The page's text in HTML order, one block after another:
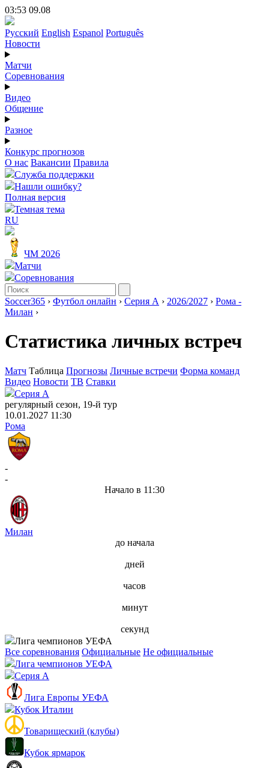
03:53 09.08
Русский English Espanol Português
Новости
Матчи
Соревнования
Видео
Общение
Разное
Конкурс прогнозов
О нас Вакансии Правила
Служба поддержки
Нашли ошибку?
Полная версия
Темная тема
RU
ЧМ 2026
Матчи
Соревнования
Soccer365 › Футбол онлайн › Серия А › 2026/2027 › Рома -
Милан ›
Статистика личных встреч
Матч Таблица Прогнозы Личные встречи Форма команд
Видео Новости ТВ Ставки
Серия А
регулярный сезон, 19-й тур
10.01.2027 11:30
Рома
-
-
Начало в 11:30
Милан
до начала
дней
часов
минут
секунд
Лига чемпионов УЕФА
Все соревнования Официальные Не официальные
Лига чемпионов УЕФА
Серия А
Лига Европы УЕФА
Кубок Италии
Товарищеский (клубы)
Кубок ярмарок